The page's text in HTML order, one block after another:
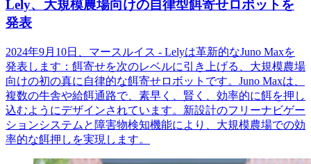
Lely、大規模農場向けの自律型餌寄せロボットを
発表
2024年9月10日、マースルイス - Lelyは革新的なJuno Maxを
発表します：餌寄せを次のレベルに引き上げる、大規模農場
向けの初の真に自律的な餌寄せロボットです。Juno Maxは、
複数の牛舎や給餌通路で、素早く、賢く、効率的に餌を押し
込むようにデザインされています。新設計のフリーナビゲー
ションシステムと障害物検知機能により、大規模農場での効
率的な餌押しを実現します。